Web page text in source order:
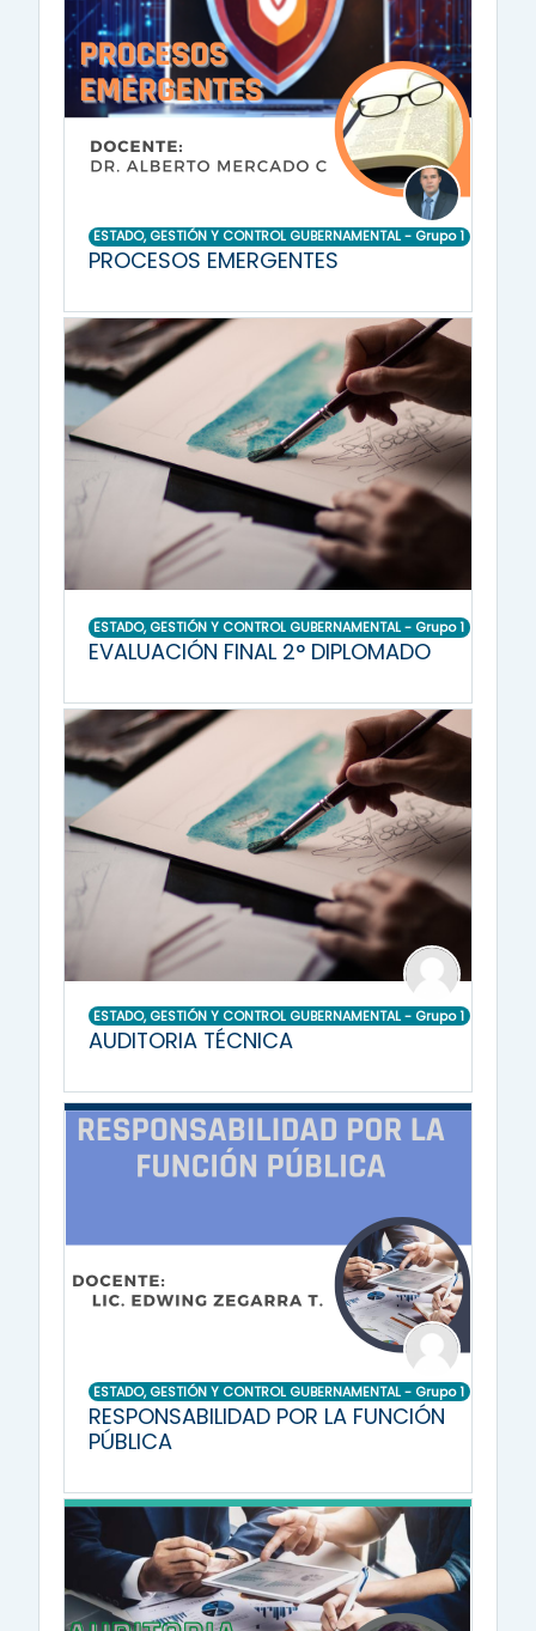
ESTADO, GESTIÓN Y CONTROL GUBERNAMENTAL - Grupo 1
PROCESOS EMERGENTES
ESTADO, GESTIÓN Y CONTROL GUBERNAMENTAL - Grupo 1
EVALUACIÓN FINAL 2° DIPLOMADO
ESTADO, GESTIÓN Y CONTROL GUBERNAMENTAL - Grupo 1
AUDITORIA TÉCNICA
ESTADO, GESTIÓN Y CONTROL GUBERNAMENTAL - Grupo 1
RESPONSABILIDAD POR LA FUNCIÓN
PÚBLICA